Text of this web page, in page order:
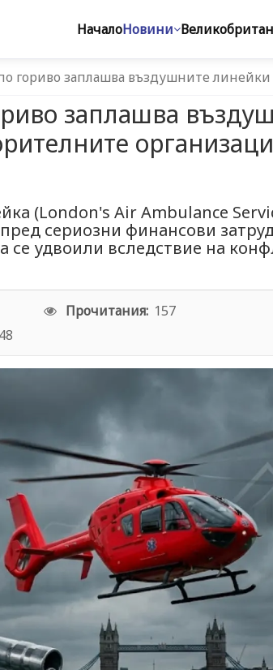
НачалоНовини
гориво заплашва въздушните
заплашва
(London's Air Ambulance
сериозни финансови
се удвоили вследствие на
Прочитания: 157